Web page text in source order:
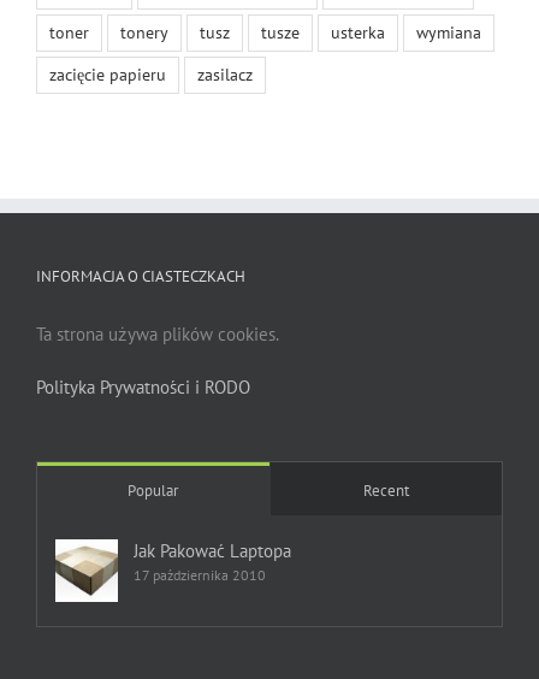
toner
tonery tusz tusze usterka
wymiana
zacięcie papieru
zasilacz
INFORMACJA O CIASTECZKACH
Ta strona używa plików cookies.
Polityka Prywatności i RODO
Popular Recent
Jak Pakować Laptopa
17 października 2010